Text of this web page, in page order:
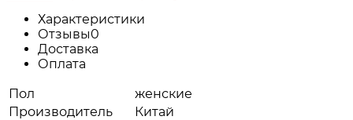
Характеристики
Отзывы0
Доставка
Оплата
Пол
женские
Производитель
Китай